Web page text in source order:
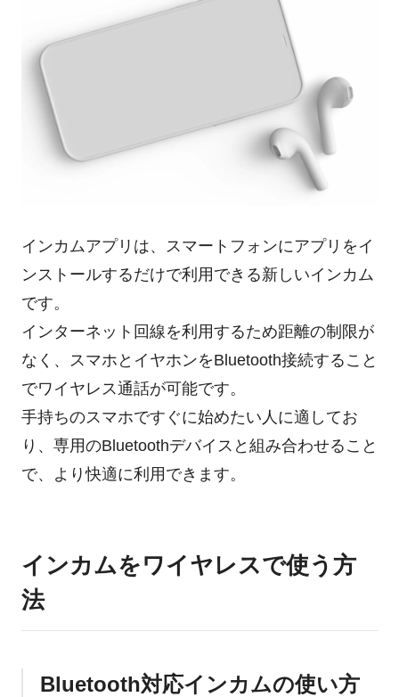
インカムアプリは、スマートフォンにアプリをイ
ンストールするだけで利用できる新しいインカム
です。
インターネット回線を利用するため距離の制限が
なく、スマホとイヤホンをBluetooth接続すること
でワイヤレス通話が可能です。
手持ちのスマホですぐに始めたい人に適してお
り、専用のBluetoothデバイスと組み合わせること
で、より快適に利用できます。
インカムをワイヤレスで使う方
法
Bluetooth対応インカムの使い方